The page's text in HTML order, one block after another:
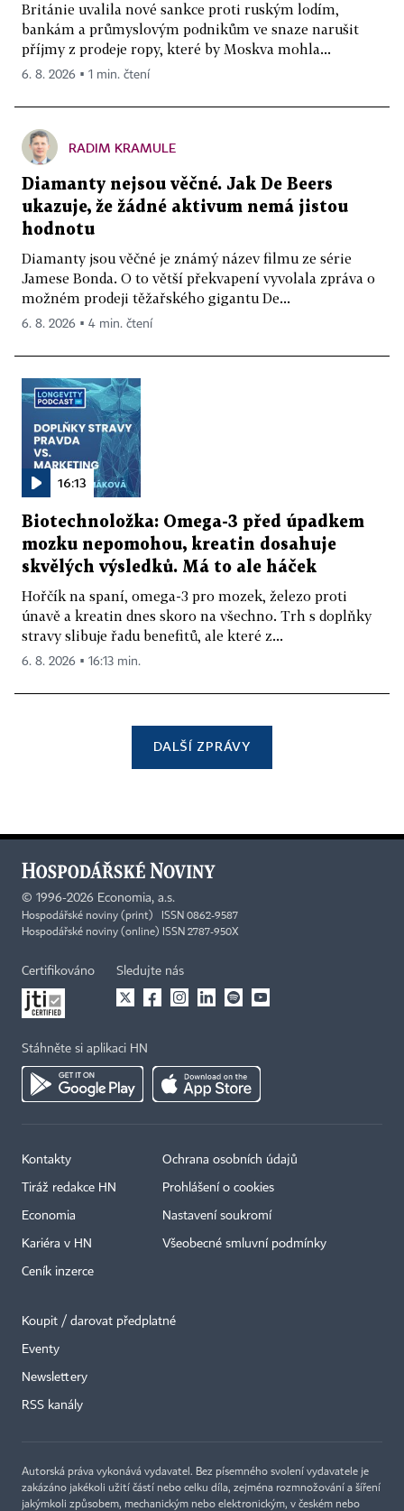
Británie uvalila nové sankce proti ruským lodím,
bankám a průmyslovým podnikům ve snaze narušit
příjmy z prodeje ropy, které by Moskva mohla...
6. 8. 2026 ▪ 1 min. čtení
RADIM KRAMULE
Diamanty nejsou věčné. Jak De Beers
ukazuje, že žádné aktivum nemá jistou
hodnotu
Diamanty jsou věčné je známý název filmu ze série
Jamese Bonda. O to větší překvapení vyvolala zpráva o
možném prodeji těžařského gigantu De...
6. 8. 2026 ▪ 4 min. čtení
16:13
Biotechnoložka: Omega-3 před úpadkem
mozku nepomohou, kreatin dosahuje
skvělých výsledků. Má to ale háček
Hořčík na spaní, omega-3 pro mozek, železo proti
únavě a kreatin dnes skoro na všechno. Trh s doplňky
stravy slibuje řadu benefitů, ale které z...
6. 8. 2026 ▪ 16:13 min.
DALŠÍ ZPRÁVY
© 1996-2026 Economia, a.s.
Hospodářské noviny (print) ISSN 0862-9587
Hospodářské noviny (online) ISSN 2787-950X
Certifikováno Sledujte nás
Stáhněte si aplikaci HN
Kontakty
Tiráž redakce HN
Economia
Kariéra v HN
Ceník inzerce
Ochrana osobních údajů
Prohlášení o cookies
Nastavení soukromí
Všeobecné smluvní podmínky
Koupit / darovat předplatné
Eventy
Newslettery
RSS kanály
Autorská práva vykonává vydavatel. Bez písemného svolení vydavatele je
zakázáno jakékoli užití částí nebo celku díla, zejména rozmnožování a šíření
jakýmkoli způsobem, mechanickým nebo elektronickým, v českém nebo